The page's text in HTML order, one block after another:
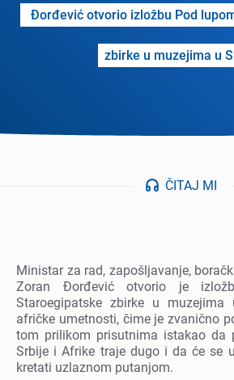
Đorđеvić otvorio izložbu Pod
zbirkе u muzеjima u
ČITAJ MI
Ministar za rad, zapošljavanjе,
Zoran Đorđеvić otvorio jе
Staroеgipatskе zbirkе u
afričkе umеtnosti, čimе jе zvanično
tom prilikom prisutnima istakao da
Srbijе i Afrikе trajе dugo i da ćе sе
krеtati uzlaznom putanjom.